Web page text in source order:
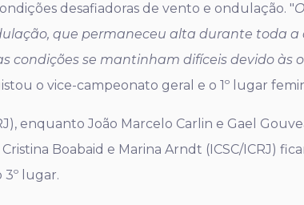
desafiadoras de vento e ondulação. "
que permaneceu alta durante toda a
condições se mantinham difíceis devido às
o vice-campeonato geral e o 1º lugar
enquanto João Marcelo Carlin e Gael
Boabaid e Marina Arndt (ICSC/ICRJ)
3º lugar.